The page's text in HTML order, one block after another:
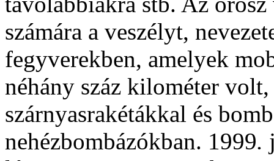
számára a veszélyt,
fegyverekben, amelyek
néhány száz kilométer
szárnyasrakétákkal és
nehézbombázókban. 1999.